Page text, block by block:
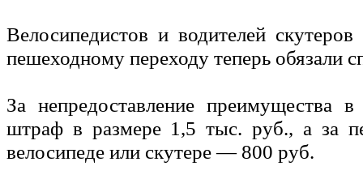
Велосипедистов и водителей
пешеходному переходу теперь обязали
За непредоставление преимущества
штраф в размере 1,5 тыс. руб., а за
велосипеде или скутере — 800 руб.